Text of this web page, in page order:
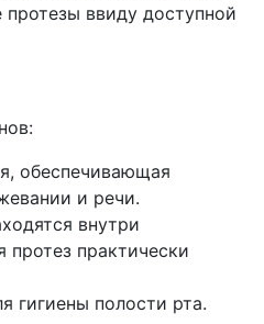
ввиду доступной
обеспечивающая
и речи.
внутри
протез практически
гигиены полости рта.